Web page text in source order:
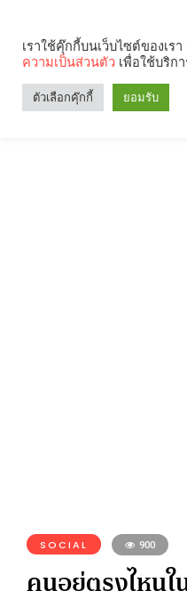
SOCIAL 900
คนอยู่ตรงไหนใ
เราใช้คุ๊กกี้บนเว็บไซต์ของเ
ความเป็นส่วนตัว เพื่อใช้บริก
ตัวเลือกคุ๊กกี้ ยอมรับ